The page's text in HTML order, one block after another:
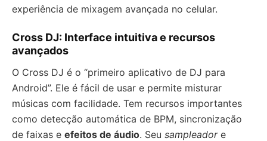
experiência de mixagem avançada no celular.
Cross DJ: Interface intuitiva e recursos
avançados
O Cross DJ é o “primeiro aplicativo de DJ para
Android”. Ele é fácil de usar e permite misturar
músicas com facilidade. Tem recursos importantes
como detecção automática de BPM, sincronização
de faixas e efeitos de áudio. Seu sampleadore